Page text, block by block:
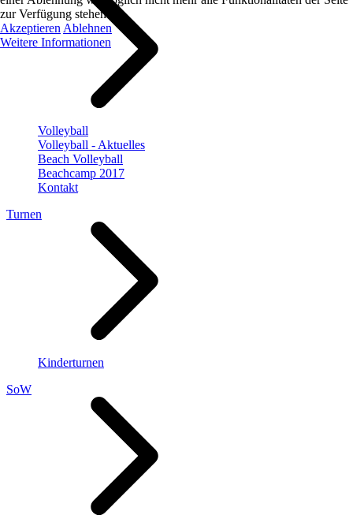
Volleyball
Volleyball - Aktuelles
Beach Volleyball
Beachcamp 2017
Kontakt
Turnen
Kinderturnen
SoW
zur Verfügung stehen.
Akzeptieren Ablehnen
Weitere Informationen